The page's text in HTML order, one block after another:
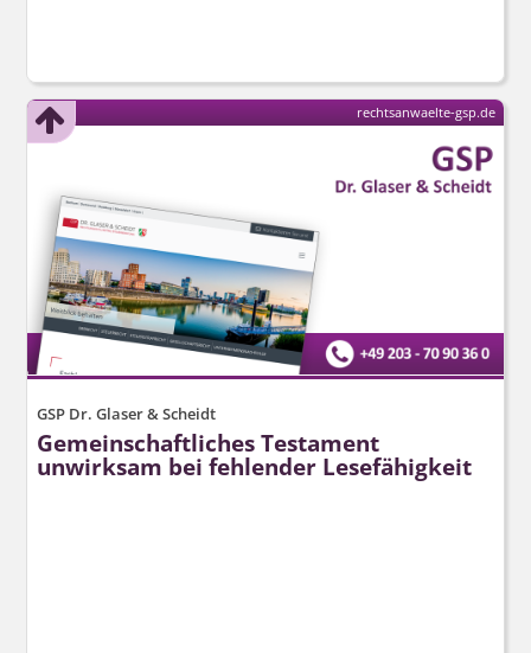
GSP Dr. Glaser & Scheidt
Gemeinschaftliches Testament
unwirksam bei fehlender Lesefähigkeit
rechtsanwaelte-gsp.de